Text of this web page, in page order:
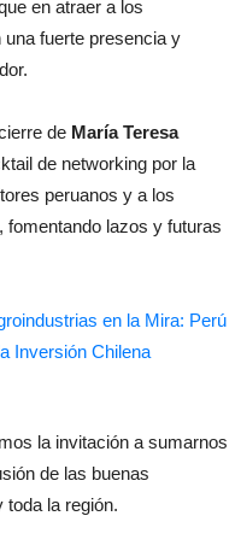
en atraer a los
fuerte presencia y
de María Teresa
de networking por la
peruanos y a los
lazos y futuras
la invitación a sumarnos
de las buenas
toda la región.